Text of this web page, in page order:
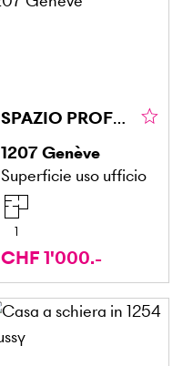
SPAZIO PROFESSIONALE CHIAVI IN MANO (2)
1207Genève
Superficie uso ufficio
1
CHF 1'000.-